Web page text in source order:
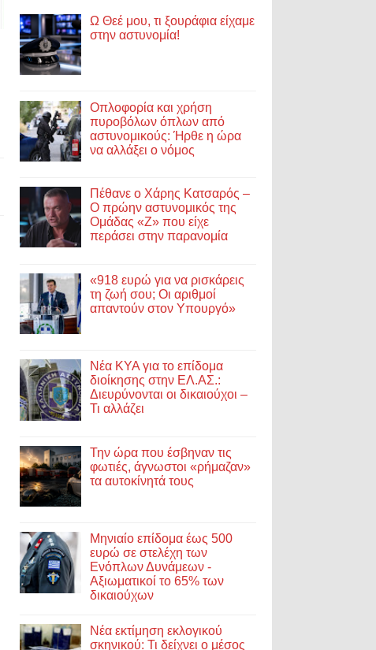
Ω Θεέ μου, τι ξουράφια είχαμε
στην αστυνομία!
Οπλοφορία και χρήση
πυροβόλων όπλων από
αστυνομικούς: Ήρθε η ώρα
να αλλάξει ο νόμος
Πέθανε ο Χάρης Κατσαρός –
Ο πρώην αστυνομικός της
Ομάδας «Ζ» που είχε
περάσει στην παρανομία
«918 ευρώ για να ρισκάρεις
τη ζωή σου; Οι αριθμοί
απαντούν στον Υπουργό»
Νέα ΚΥΑ για το επίδομα
διοίκησης στην ΕΛ.ΑΣ.:
Διευρύνονται οι δικαιούχοι –
Τι αλλάζει
Την ώρα που έσβηναν τις
φωτιές, άγνωστοι «ρήμαζαν»
τα αυτοκίνητά τους
Μηνιαίο επίδομα έως 500
ευρώ σε στελέχη των
Ενόπλων Δυνάμεων -
Αξιωματικοί το 65% των
δικαιούχων
Νέα εκτίμηση εκλογικού
σκηνικού: Τι δείχνει ο μέσος